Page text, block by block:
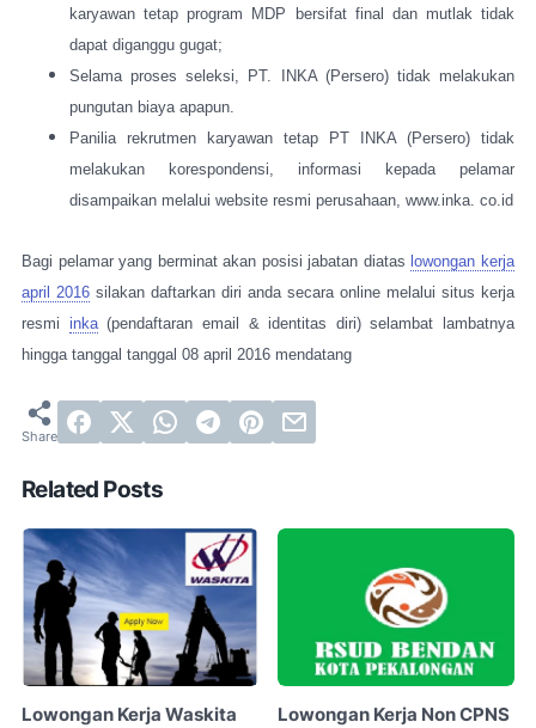
karyawan tetap program MDP bersifat final dan mutlak tidak
dapat diganggu gugat;
Selama proses seleksi, PT. INKA (Persero) tidak melakukan
pungutan biaya apapun.
Panilia rekrutmen karyawan tetap PT INKA (Persero) tidak
melakukan korespondensi, informasi kepada pelamar
disampaikan melalui website resmi perusahaan, www.inka. co.id
Bagi pelamar yang berminat akan posisi jabatan diatas lowongan kerja
april 2016 silakan daftarkan diri anda secara online melalui situs kerja
resmi inka(pendaftaran email & identitas diri) selambat lambatnya
hingga tanggal tanggal 08 april 2016 mendatang
Related Posts
Lowongan Kerja Waskita
Lowongan Kerja Non CPNS